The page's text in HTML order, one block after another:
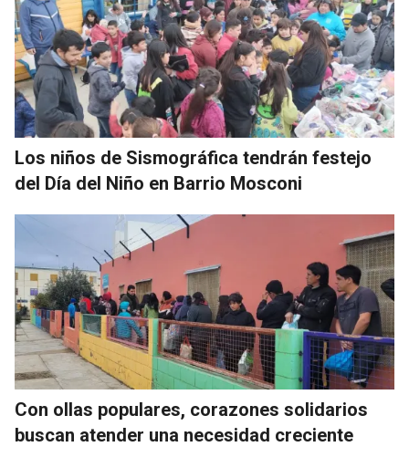
Los niños de Sismográfica tendrán festejo
del Día del Niño en Barrio Mosconi
Con ollas populares, corazones solidarios
buscan atender una necesidad creciente